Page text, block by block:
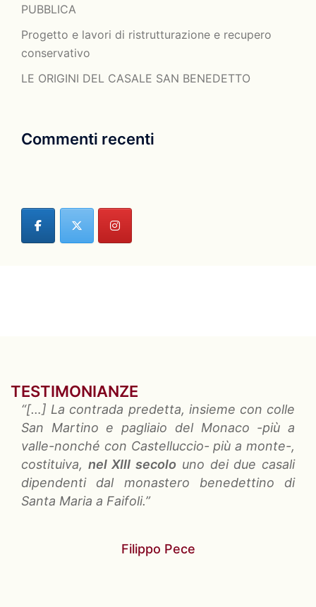
PUBBLICA
Progetto e lavori di ristrutturazione e recupero
conservativo
LE ORIGINI DEL CASALE SAN BENEDETTO
Commenti recenti
TESTIMONIANZE
“[…] La contrada predetta, insieme con colle
San Martino e pagliaio del Monaco -più a
valle-nonché con Castelluccio- più a monte-,
costituiva, nel XIII secolo uno dei due casali
dipendenti dal monastero benedettino di
Santa Maria a Faifoli.”
Filippo Pece